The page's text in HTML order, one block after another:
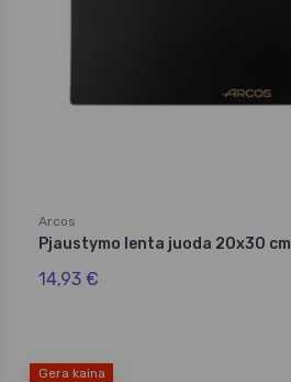
Arcos
Pjaustymo lenta juoda 20x30 cm
14,93 €
Gera kaina